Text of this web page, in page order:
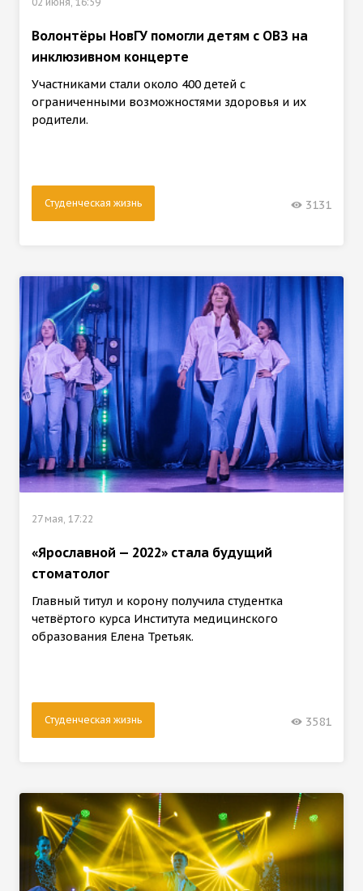
Волонтёры НовГУ помогли детям с ОВЗ на
инклюзивном концерте
Участниками стали около 400 детей с
ограниченными возможностями здоровья и их
родители.
Студенческая жизнь 3131
27 мая, 17:22
«Ярославной — 2022» стала будущий
стоматолог
Главный титул и корону получила студентка
четвёртого курса Института медицинского
образования Елена Третьяк.
Студенческая жизнь 3581